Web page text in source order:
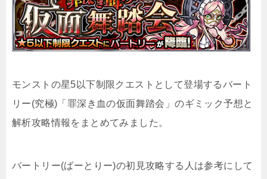
モンストの星5以下制限クエストとして登場するバート
リー(究極)「罪深き血の仮面舞踏会」のギミック予想と
解析攻略情報をまとめてみました。
バートリー(ばーとりー)の初見攻略する人は参考にして